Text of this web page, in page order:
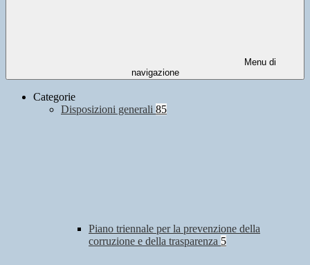
Menu di
navigazione
Categorie
Disposizioni generali 85
Piano triennale per la prevenzione della
corruzione e della trasparenza 5